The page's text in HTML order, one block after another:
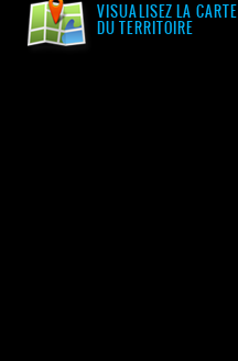
VISUALISEZ LA CARTE
DU TERRITOIRE